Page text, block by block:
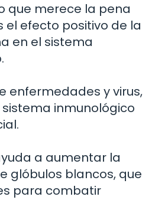
que merece la pena
el efecto positivo de la
en el sistema
enfermedades y virus,
inmunológico
a aumentar la
glóbulos blancos, que
para combatir